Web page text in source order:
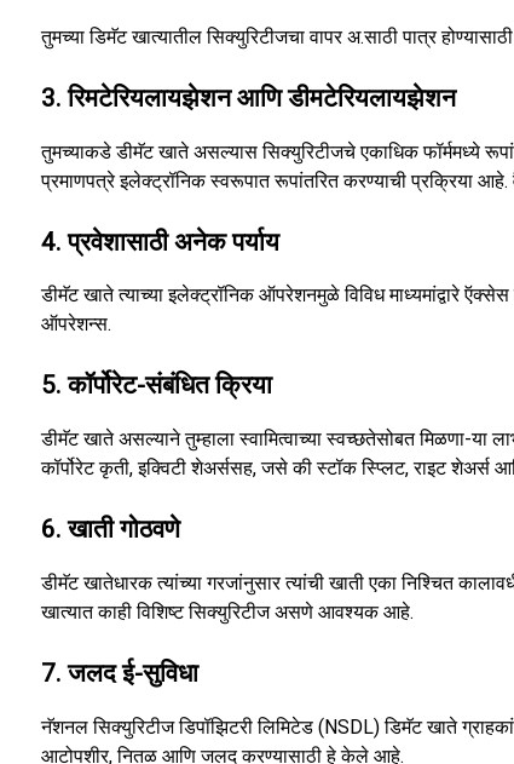
तुमच्या डिमॅट खात्यातील सिक्युरिटीजचा वापर अ.साठी पात्र
3. रिमटेरियलायझेशन आणि डीमटेरियलायझेशन
तुमच्याकडे डीमॅट खाते असल्यास सिक्युरिटीजचे एकाधिक फॉर्ममध्ये
प्रमाणपत्रे इलेक्ट्रॉनिक स्वरूपात रूपांतरित करण्याची प्रक्रिया आहे.
4. प्रवेशासाठी अनेक पर्याय
डीमॅट खाते त्याच्या इलेक्ट्रॉनिक ऑपरेशनमुळे विविध माध्यमांद्वारे
ऑपरेशन्स.
5. कॉर्पोरेट-संबंधित क्रिया
डीमॅट खाते असल्‍याने तुम्‍हाला स्‍वामित्‍वाच्‍या स्‍वच्‍छतेसोबत मिळणा-या
कॉर्पोरेट कृती, इक्विटी शेअर्ससह, जसे की स्टॉक स्प्लिट, राइट
6. खाती गोठवणे
डीमॅट खातेधारक त्यांच्या गरजांनुसार त्यांची खाती एका निश्चित
खात्यात काही विशिष्ट सिक्युरिटीज असणे आवश्यक आहे.
7. जलद ई-सुविधा
नॅशनल सिक्युरिटीज डिपॉझिटरी लिमिटेड (NSDL) डिमॅट खाते
आटोपशीर, नितळ आणि जलद करण्यासाठी हे केले आहे.